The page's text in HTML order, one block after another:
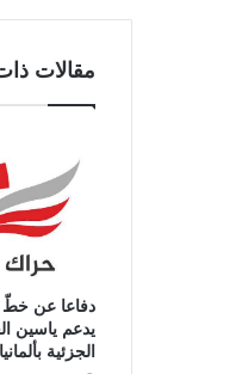
مقالات
دفاعا عن خطّ
يدعم ياسين
الجزئية بألمانيا